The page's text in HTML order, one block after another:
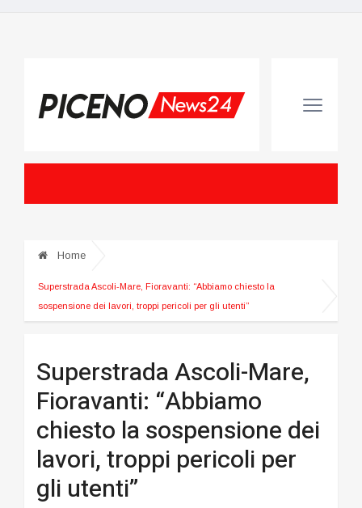
Home
Superstrada Ascoli-Mare, Fioravanti: “Abbiamo chiesto la
sospensione dei lavori, troppi pericoli per gli utenti”
Superstrada Ascoli-Mare,
Fioravanti: “Abbiamo
chiesto la sospensione dei
lavori, troppi pericoli per
gli utenti”